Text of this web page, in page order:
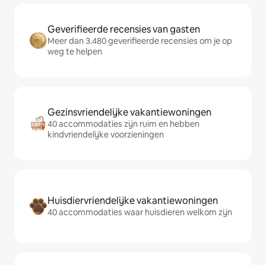
Geverifieerde recensies van gasten
Meer dan 3.480 geverifieerde recensies om je op
weg te helpen
Gezinsvriendelijke vakantiewoningen
40 accommodaties zijn ruim en hebben
kindvriendelijke voorzieningen
Huisdiervriendelijke vakantiewoningen
40 accommodaties waar huisdieren welkom zijn